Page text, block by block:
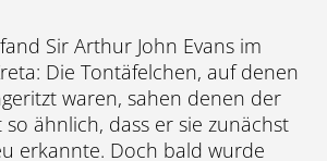
Sir Arthur John Evans im
Die Tontäfelchen, auf denen
waren, sahen denen der
so ähnlich, dass er sie zunächst
erkannte. Doch bald wurde